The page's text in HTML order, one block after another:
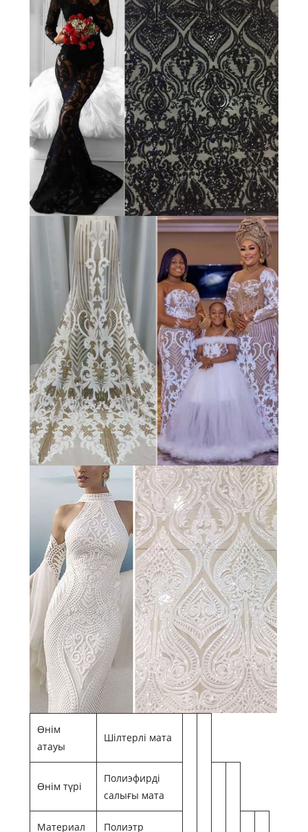
Өнім
атауы
Шілтерлі мата
Өнім түрі
Полиэфирді
салығы мата
Материал Полиэтр